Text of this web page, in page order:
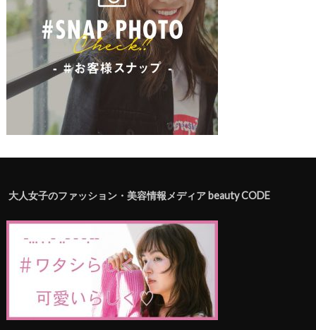
大人女子のファッション・美容情報メディア beauty CODE